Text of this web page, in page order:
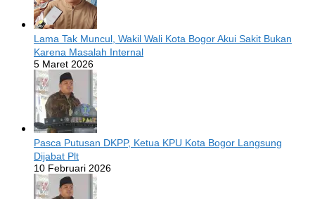
Lama Tak Muncul, Wakil Wali Kota Bogor Akui Sakit Bukan
Karena Masalah Internal
5 Maret 2026
Pasca Putusan DKPP, Ketua KPU Kota Bogor Langsung
Dijabat Plt
10 Februari 2026